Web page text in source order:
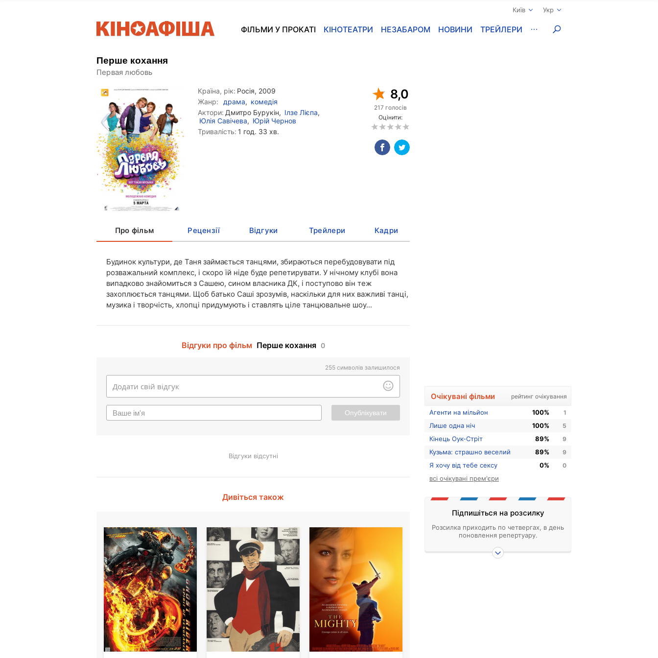
Київ Укр
ФІЛЬМИ У ПРОКАТІ КІНОТЕАТРИ НЕЗАБАРОМ НОВИНИ ТРЕЙЛЕРИ
Перше кохання
Первая любовь
Країна, рік: Росія, 2009
Жанр:
драма, комедія
Актори: Дмитро Бурукін, Ілзе Лієпа,
Юлія Савічева, Юрій Чернов
Тривалість: 1 год. 33 хв.
8,0
217 голосів
Оцінити:
Про фільм Рецензії Відгуки Трейлери Кадри
Будинок культури, де Таня займається танцями, збираються перебудовувати під
розважальний комплекс, і скоро їй ніде буде репетирувати. У нічному клубі вона
випадково знайомиться з Сашею, сином власника ДК, і поступово він теж
захоплюється танцями. Щоб батько Саші зрозумів, наскільки для них важливі танці,
музика і творчість, хлопці придумують і ставлять ціле танцювальне шоу...
Відгуки про фільм Перше кохання 0
255 символів залишилося
Опублікувати
Відгуки відсутні
Дивіться також
Очікувані фільми рейтинг очікування
Агенти на мільйон 100% 1
Лише одна ніч 100% 5
Кінець Оук-Стріт 89% 9
Кузьма: страшно веселий 89% 9
Я хочу від тебе сексу 0% 0
всі очікувані прем'єри
Підпишіться на розсилку
Розсилка приходить по четвергах, в день
поновлення репертуару.